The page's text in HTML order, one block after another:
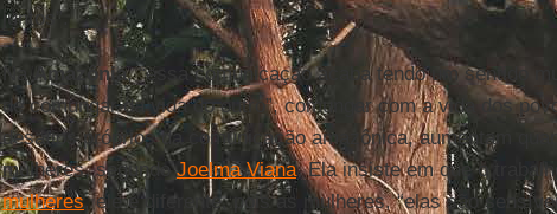
juntos”.
Na Amazônia, “essa comunicação acaba tendo um sentido
de comungar da vida do outro”, comungar com a vida dos
desafios próprios da comunicação amazônica, aumentam
mulheres, segundoJoelma Viana. Ela insiste em que o
mulheres, ele é diferente, pois as mulheres, “elas são